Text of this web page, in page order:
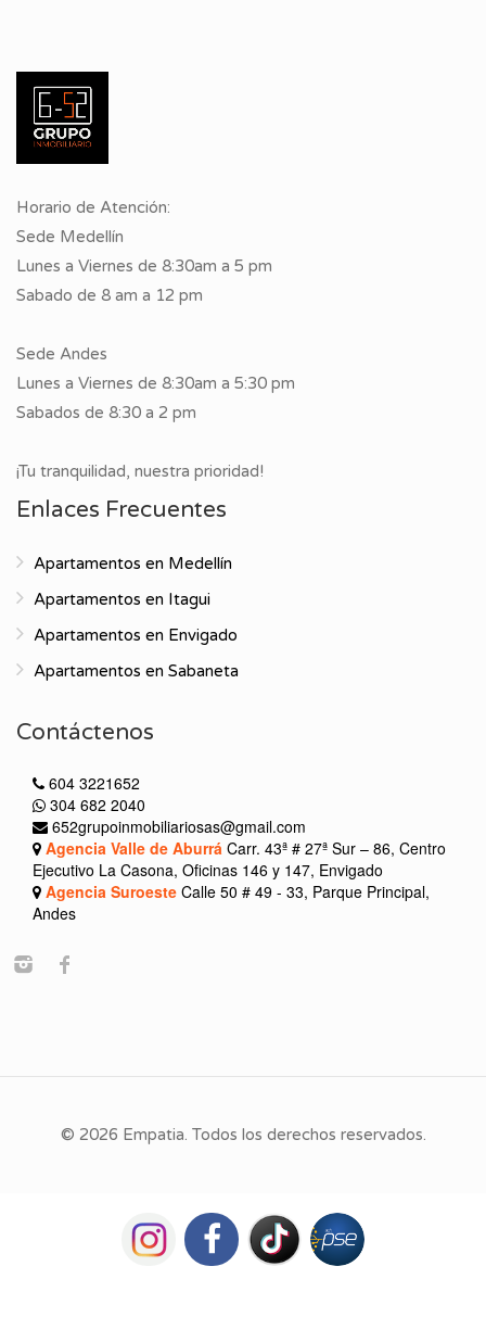
Horario de Atención:
Sede Medellín
Lunes a Viernes de 8:30am a 5 pm
Sabado de 8 am a 12 pm
Sede Andes
Lunes a Viernes de 8:30am a 5:30 pm
Sabados de 8:30 a 2 pm
¡Tu tranquilidad, nuestra prioridad!
Enlaces Frecuentes
Apartamentos en Medellín
Apartamentos en Itagui
Apartamentos en Envigado
Apartamentos en Sabaneta
Contáctenos
604 3221652
304 682 2040
652grupoinmobiliariosas@gmail.com
Agencia Valle de Aburrá Carr. 43ª # 27ª Sur – 86, Centro
Ejecutivo La Casona, Oficinas 146 y 147, Envigado
Agencia Suroeste Calle 50 # 49 - 33, Parque Principal,
Andes
© 2026 Empatia. Todos los derechos reservados.